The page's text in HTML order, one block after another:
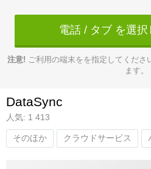
電話 / タブ を選
注意! ご利用の端末をを指定してくださ
ます。
DataSync
人気: 1 413
そのほか クラウドサービス